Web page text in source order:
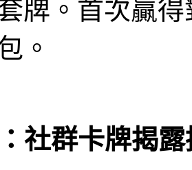
牌。首次贏
。
社群卡牌揭露